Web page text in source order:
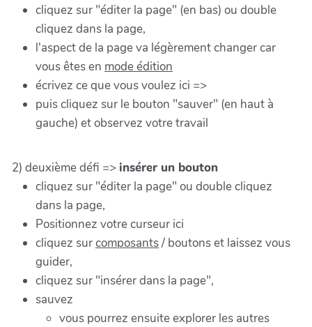
cliquez sur "éditer la page" (en bas) ou double
cliquez dans la page,
l'aspect de la page va légèrement changer car
vous êtes en mode édition
écrivez ce que vous voulez ici =>
puis cliquez sur le bouton "sauver" (en haut à
gauche) et observez votre travail
2) deuxième défi => insérer un bouton
cliquez sur "éditer la page" ou double cliquez
dans la page,
Positionnez votre curseur ici
cliquez surcomposants/ boutons et laissez vous
guider,
cliquez sur "insérer dans la page",
sauvez
vous pourrez ensuite explorer les autres